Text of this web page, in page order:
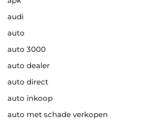
audi
auto
auto 3000
auto dealer
auto direct
auto inkoop
auto met schade verkopen